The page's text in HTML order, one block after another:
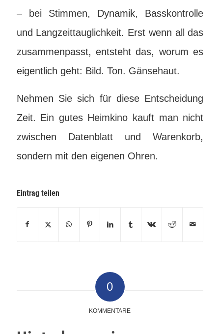
– bei Stimmen, Dynamik, Basskontrolle
und Langzeittauglichkeit. Erst wenn all das
zusammenpasst, entsteht das, worum es
eigentlich geht: Bild. Ton. Gänsehaut.
Nehmen Sie sich für diese Entscheidung
Zeit. Ein gutes Heimkino kauft man nicht
zwischen Datenblatt und Warenkorb,
sondern mit den eigenen Ohren.
Eintrag teilen
0
KOMMENTARE